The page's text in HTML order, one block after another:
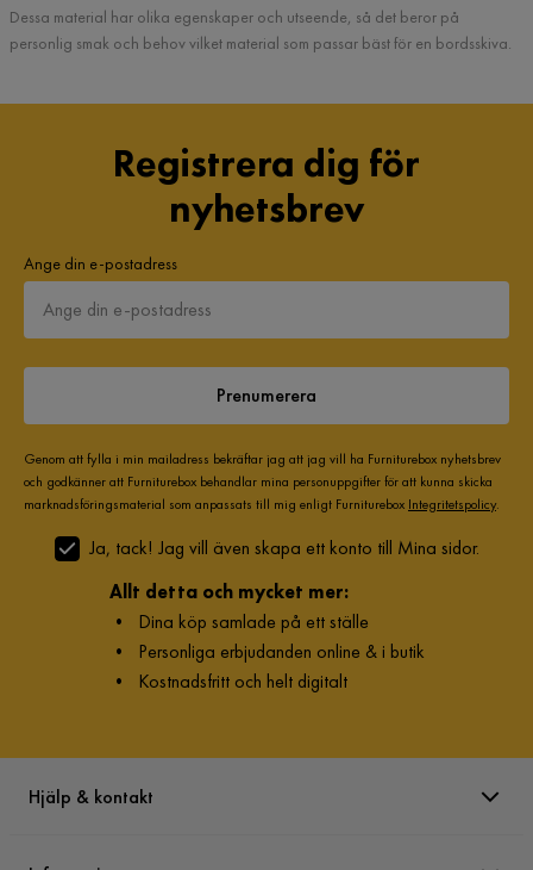
Dessa material har olika egenskaper och utseende, så det beror på
personlig smak och behov vilket material som passar bäst för en bordsskiva.
Registrera dig för
nyhetsbrev
Ange din e-postadress
Prenumerera
Genom att fylla i min mailadress bekräftar jag att jag vill ha Furniturebox nyhetsbrev
och godkänner att Furniturebox behandlar mina personuppgifter för att kunna skicka
marknadsföringsmaterial som anpassats till mig enligt Furniturebox Integritetspolicy.
Ja, tack! Jag vill även skapa ett konto till Mina sidor.
Allt detta och mycket mer:
• Dina köp samlade på ett ställe
• Personliga erbjudanden online & i butik
• Kostnadsfritt och helt digitalt
Hjälp & kontakt